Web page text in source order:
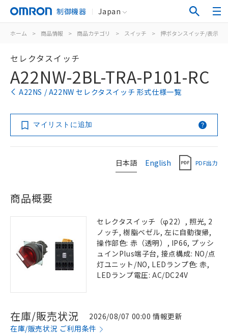
制御機器 Japan
ホーム > 商品情報 > 商品カテゴリ > スイッチ > 押ボタンスイッチ/表示灯
セレクタスイッチ
A22NW-2BL-TRA-P101-RC
A22NS / A22NW セレクタスイッチ 形式仕様一覧
マイリストに追加
日本語 English PDF出力
商品概要
セレクタスイッチ（φ22）, 照光, 2
ノッチ, 樹脂ベゼル, 左に自動復帰,
操作部色: 赤（透明）, IP66, プッシ
ュインPlus端子台, 接点構成: NO/点
灯ユニット/NO, LEDランプ色: 赤,
LEDランプ電圧: AC/DC24V
在庫/販売状況
2026/08/07 00:00 情報更新
在庫/販売状況 ご利用条件